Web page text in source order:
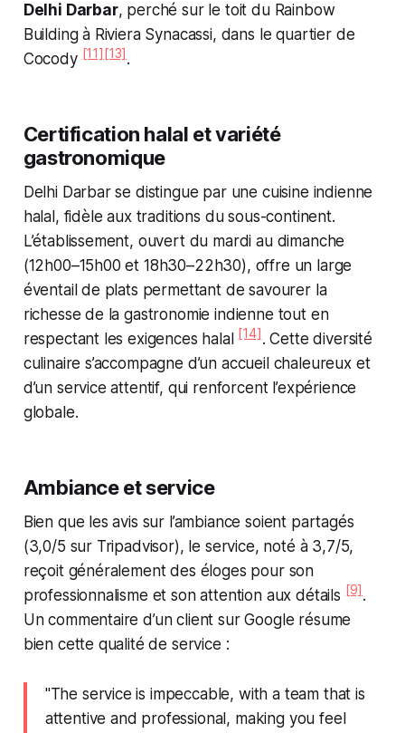
Delhi Darbar, perché sur le toit du Rainbow
Building à Riviera Synacassi, dans le quartier de
Cocody [11] [13].
Certification halal et variété
gastronomique
Delhi Darbar se distingue par une cuisine indienne
halal, fidèle aux traditions du sous-continent.
L’établissement, ouvert du mardi au dimanche
(12h00–15h00 et 18h30–22h30), offre un large
éventail de plats permettant de savourer la
richesse de la gastronomie indienne tout en
respectant les exigences halal[14]. Cette diversité
culinaire s’accompagne d’un accueil chaleureux et
d’un service attentif, qui renforcent l’expérience
globale.
Ambiance et service
Bien que les avis sur l’ambiance soient partagés
(3,0/5 sur Tripadvisor), le service, noté à 3,7/5,
reçoit généralement des éloges pour son
professionnalisme et son attention aux détails[9].
Un commentaire d’un client sur Google résume
bien cette qualité de service :
"The service is impeccable, with a team that is
attentive and professional, making you feel